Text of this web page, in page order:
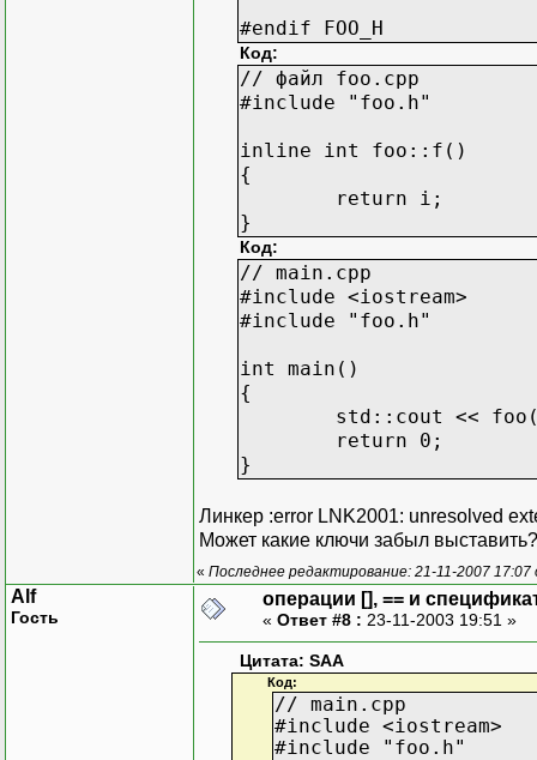
#endif FOO_H
Код:
// файл foo.cpp
#include "foo.h"
inline int foo::f()
{
return i;
}
Код:
// main.cpp
#include <iostream>
#include "foo.h"
int main()
{
std::cout <<
return 0;
}
Линкер :error LNK2001: unresolved
Может какие ключи забыл выставить?
« Последнее редактирование: 21-11-2007 17:07
Alf
Гость
операции [], == и
« Ответ #8 : 23-11-2003 19:51 »
Цитата: SAA
Код:
// main.cpp
#include <iostream>
#include "foo.h"